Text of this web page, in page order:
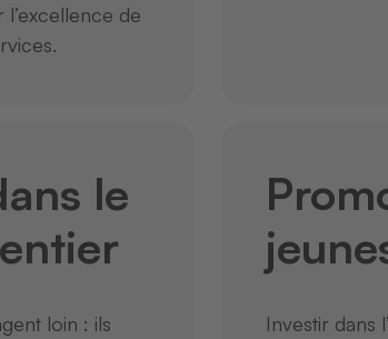
de
le
loin : ils
Investir dans